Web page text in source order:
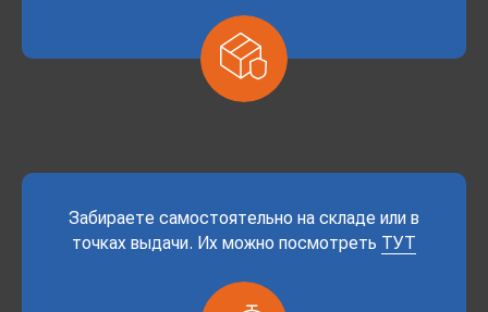
Забираете самостоятельно на складе или в
точках выдачи. Их можно посмотреть ТУТ